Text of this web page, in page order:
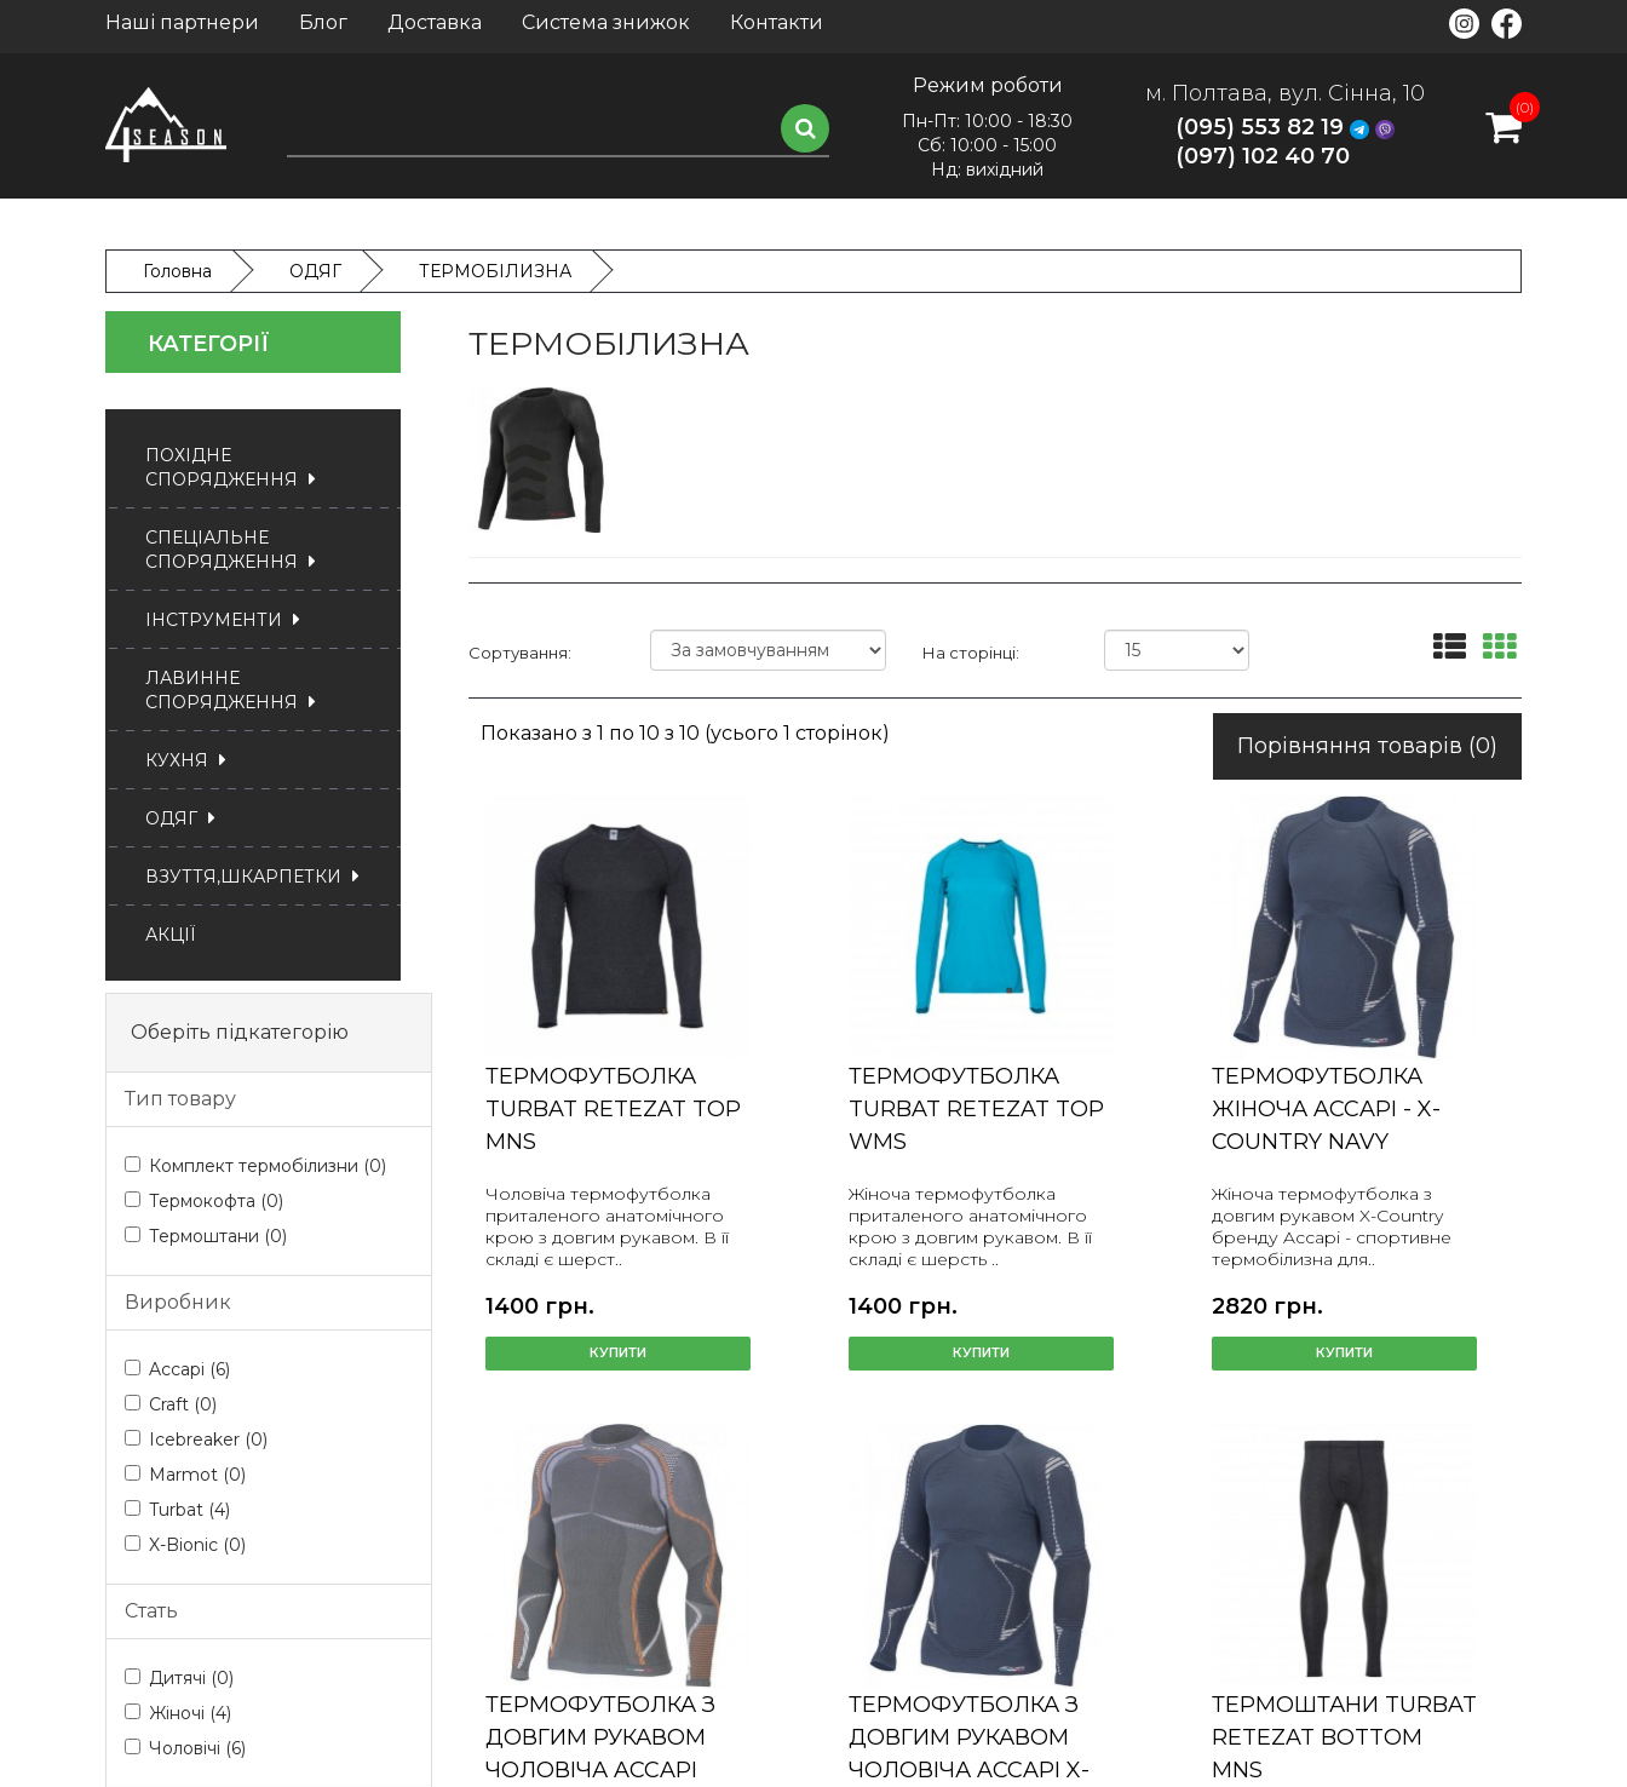
Наші партнери Блог Доставка Система знижок Контакти
Режим роботи
Пн-Пт: 10:00 - 18:30
Сб: 10:00 - 15:00
Нд: вихідний
м. Полтава, вул. Сінна, 10
(095) 553 82 19
(097) 102 40 70
(0)
Головна ОДЯГ ТЕРМОБІЛИЗНА
КАТЕГОРІЇ
ПОХІДНЕ
СПОРЯДЖЕННЯ
СПЕЦІАЛЬНЕ
СПОРЯДЖЕННЯ
ІНСТРУМЕНТИ
ЛАВИННЕ
СПОРЯДЖЕННЯ
КУХНЯ
ОДЯГ
ВЗУТТЯ,ШКАРПЕТКИ
АКЦІЇ
Оберіть підкатегорію
Тип товару
Комплект термобілизни (0)
Термокофта (0)
Термоштани (0)
Виробник
Accapi (6)
Craft (0)
Icebreaker (0)
Marmot (0)
Turbat (4)
X-Bionic (0)
Стать
Дитячі (0)
Жіночі (4)
Чоловічі (6)
ТЕРМОБІЛИЗНА
Сортування: На сторінці:
Показано з 1 по 10 з 10 (усього 1 сторінок) Порівняння товарів (0)
ТЕРМОФУТБОЛКА
TURBAT RETEZAT TOP
MNS
Чоловіча термофутболка
приталеного анатомічного
крою з довгим рукавом. В її
складі є шерст..
1400 грн.
КУПИТИ
ТЕРМОФУТБОЛКА
TURBAT RETEZAT TOP
WMS
Жіноча термофутболка
приталеного анатомічного
крою з довгим рукавом. В її
складі є шерсть ..
1400 грн.
КУПИТИ
ТЕРМОФУТБОЛКА
ЖІНОЧА ACCAPI - X-
COUNTRY NAVY
Жіноча термофутболка з
довгим рукавом X-Country
бренду Accapi - спортивне
термобілизна для..
2820 грн.
КУПИТИ
ТЕРМОФУТБОЛКА З
ДОВГИМ РУКАВОМ
ЧОЛОВІЧА ACCAPI
ТЕРМОФУТБОЛКА З
ДОВГИМ РУКАВОМ
ЧОЛОВІЧА ACCAPI X-
ТЕРМОШТАНИ TURBAT
RETEZAT BOTTOM
MNS